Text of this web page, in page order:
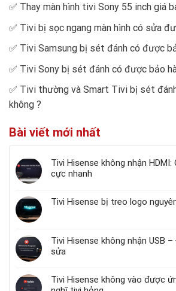
✅ Thay màn hình tivi Sony 55 inch giá
✅ Tivi bị sọc ngang màn hình có sửa
✅ Tivi Samsung bị sét đánh có được
✅ Tivi Sony bị sét đánh có được bảo
✅ Tivi thường và Smart Tivi bị sét
không ?
Bài viết mới nhất
Tivi Hisense không nhận
cực nhanh
Tivi Hisense bị treo logo
Tivi Hisense không nhận USB
sửa
Tivi Hisense không vào được